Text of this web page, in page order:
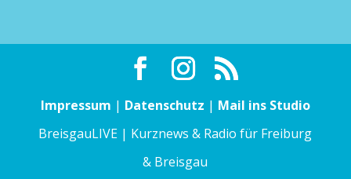
Impressum | Datenschutz | Mail ins Studio
BreisgauLIVE | Kurznews & Radio für Freiburg
& Breisgau